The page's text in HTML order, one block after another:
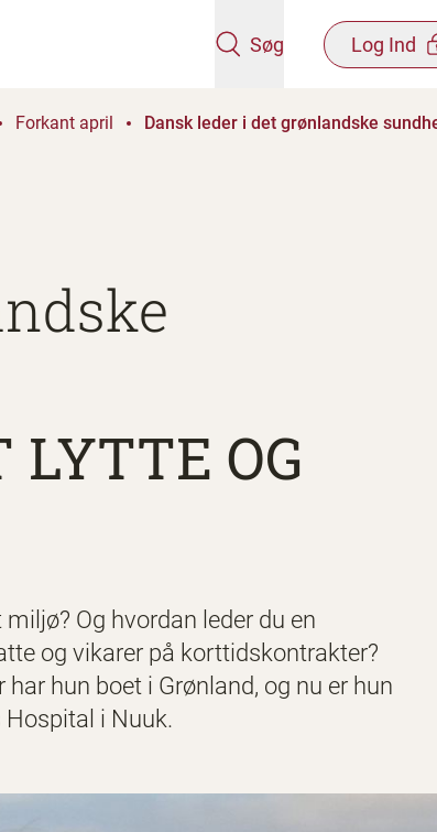
Søg Log Ind
Forkant april Dansk leder i det grønlandske
OG
Og hvordan leder du en
og vikarer på korttidskontrakter?
hun boet i Grønland, og nu er hun
i Nuuk.